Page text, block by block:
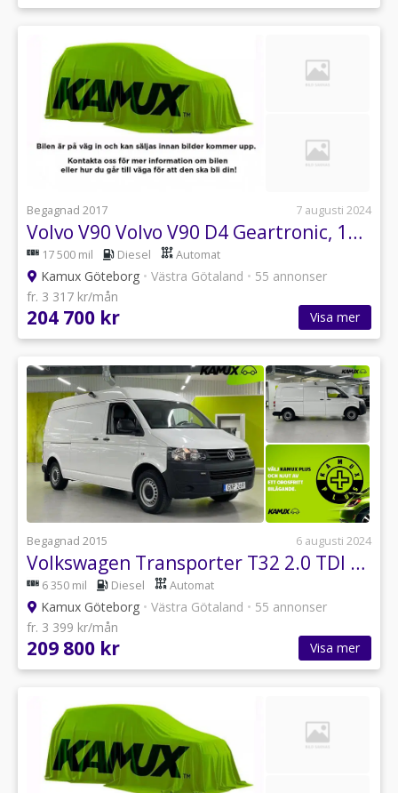
Begagnad 2017 7 augusti 2024
Volvo V90 Volvo V90 D4 Geartronic, 190hp,
17 500 mil Diesel Automat
Kamux Göteborg • Västra Götaland • 55 annonser
fr. 3 317 kr/mån
204 700 kr Visa mer
Begagnad 2015 6 augusti 2024
Volkswagen Transporter T32 2.0 TDI 5.99% DSG MOMS 140hk
6 350 mil Diesel Automat
Kamux Göteborg • Västra Götaland • 55 annonser
fr. 3 399 kr/mån
209 800 kr Visa mer